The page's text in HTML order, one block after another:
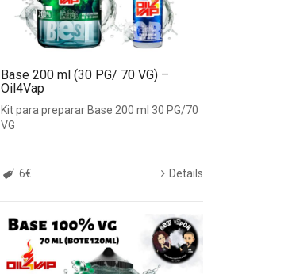
Base 200 ml (30 PG/ 70 VG) –
Oil4Vap
Kit para preparar Base 200 ml 30 PG/70
VG
6€ Details